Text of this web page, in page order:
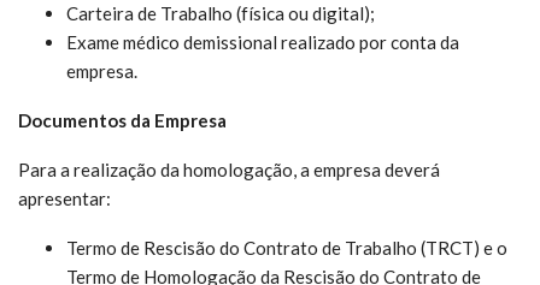
Carteira de Trabalho (física ou digital);
Exame médico demissional realizado por conta da
empresa.
Documentos da Empresa
Para a realização da homologação, a empresa deverá
apresentar:
Termo de Rescisão do Contrato de Trabalho (TRCT) e o
Termo de Homologação da Rescisão do Contrato de